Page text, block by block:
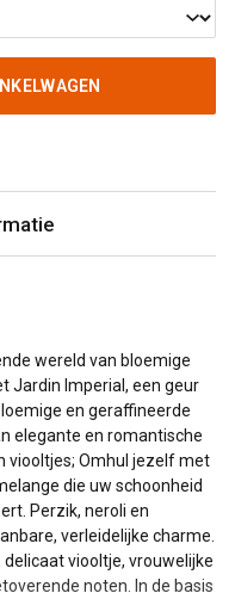
wereld van bloemige
Jardin Imperial, een geur
en geraffineerde
elegante en romantische
viooltjes; Omhul jezelf met
die uw schoonheid
Perzik, neroli en
verleidelijke charme.
viooltje, vrouwelijke
noten. In de basis